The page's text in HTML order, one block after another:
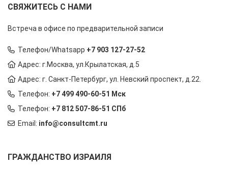
СВЯЖИТЕСЬ С НАМИ
Встреча в офисе по предварительной записи
Телефон/Whatsapp +7 903 127-27-52
Адрес: г.Москва, ул.Крылатская, д.5
Адрес: г. Санкт-Петербург, ул. Невский проспект, д.22.
Телефон: +7 499 490-60-51 Мск
Телефон: +7 812 507-86-51 СПб
Email: info@consultcmt.ru
ГРАЖДАНСТВО ИЗРАИЛЯ